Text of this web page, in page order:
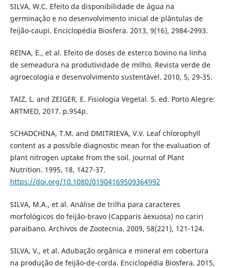
SILVA, W.C. Efeito da disponibilidade de água na
germinação e no desenvolvimento inicial de plântulas de
feijão-caupi. Enciclopédia Biosfera. 2013, 9(16), 2984-2993.
REINA, E., et al. Efeito de doses de esterco bovino na linha
de semeadura na produtividade de milho. Revista verde de
agroecologia e desenvolvimento sustentável. 2010, 5, 29-35.
TAIZ, L. and ZEIGER, E. Fisiologia Vegetal. 5. ed. Porto Alegre:
ARTMED, 2017. p.954p.
SCHADCHINA, T.M. and DMITRIEVA, V.V. Leaf chlorophyll
content as a possible diagnostic mean for the evaluation of
plant nitrogen uptake from the soil. Journal of Plant
Nutrition. 1995, 18, 1427-37.
https://doi.org/10.1080/01904169509364992
SILVA, M.A., et al. Análise de trilha para caracteres
morfológicos do feijão-bravo (Capparis àexuosa) no cariri
paraibano. Archivos de Zootecnia. 2009, 58(221), 121-124.
SILVA, V., et al. Adubação orgânica e mineral em cobertura
na produção de feijão-de-corda. Enciclopédia Biosfera. 2015,